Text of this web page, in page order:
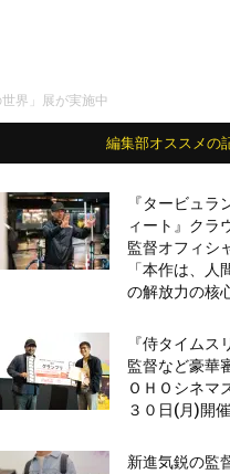
界」展が実施中
編集部オススメの
『タービュラ
ィート』クラ
監督オフィシ
「本作は、人
の解放力の核
『侍タイムス
監督など豪華
ＯＨＯシネマ
３０日(月)開催
新進気鋭の監